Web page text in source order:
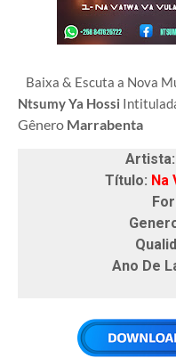
Baixa & Escuta a Nova
Ntsumy Ya Hossi
Gênero Marrabenta
Artista:
Título: Na
Ano De